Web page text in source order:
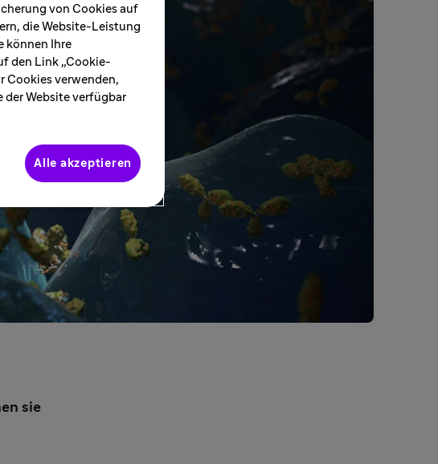
sie
von Cookies auf
die Website-Leistung
können Ihre
den Link „Cookie-
Cookies verwenden,
der Website verfügbar
Alle akzeptieren